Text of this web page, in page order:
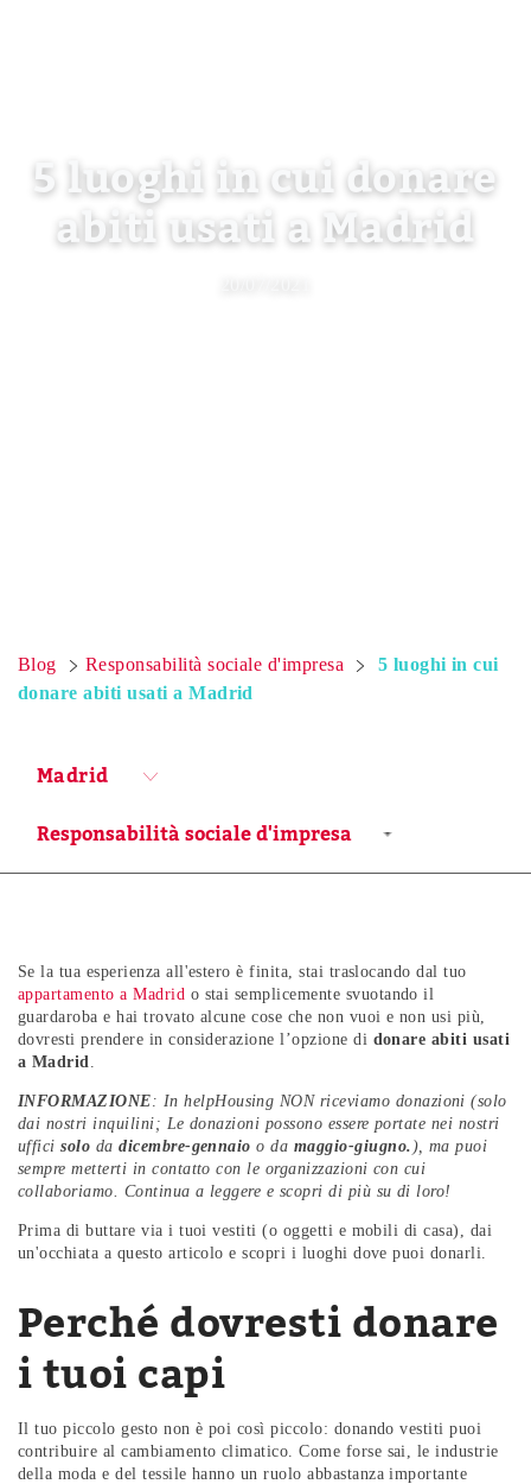
5 luoghi in cui donare
abiti usati a Madrid
Blog Responsabilità sociale d'impresa
5 luoghi in cui
donare abiti usati a Madrid
Madrid
Se la tua esperienza all'estero è finita, stai traslocando dal tuo
appartamento a Madrid o stai semplicemente svuotando il
guardaroba e hai trovato alcune cose che non vuoi e non usi più,
dovresti prendere in considerazione l’opzione di donare abiti usati
a Madrid
INFORMAZIONE : In helpHousing NON riceviamo donazioni (solo
dai nostri inquilini; Le donazioni possono essere portate nei nostri
ufficisolo dadicembre-gennaio o da maggio-giugno. ), ma puoi
sempre metterti in contatto con le organizzazioni con cui
collaboriamo. Continua a leggere e scopri di più su di loro!
Prima di buttare via i tuoi vestiti (o oggetti e mobili di casa), dai
un'occhiata a questo articolo e scopri i luoghi dove puoi donarli.
Perché dovresti donare
i tuoi capi
Il tuo piccolo gesto non è poi così piccolo: donando vestiti puoi
contribuire al cambiamento climatico. Come forse sai, le industrie
della moda e del tessile hanno un ruolo abbastanza importante